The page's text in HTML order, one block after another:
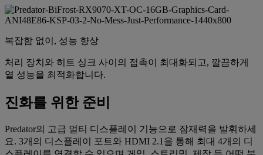
복잡함 없이, 성능 향상
처리 장치와 히트 싱크 사이의 접촉이 최대화되고, 깔끔하게
열 성능을 최적화합니다.
진화를 위한 준비
Predator의 고급 멀티 디스플레이 기능으로 잠재력을 발휘하세
요. 3개의 디스플레이 포트와 HDMI 2.1을 통해 최대 4개의 디